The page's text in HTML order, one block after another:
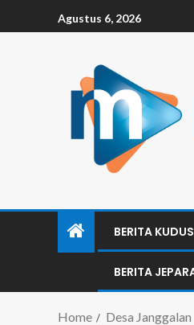
Agustus 6, 2026
BERITA KUDUS
BERITA
Home Desa Janggalan